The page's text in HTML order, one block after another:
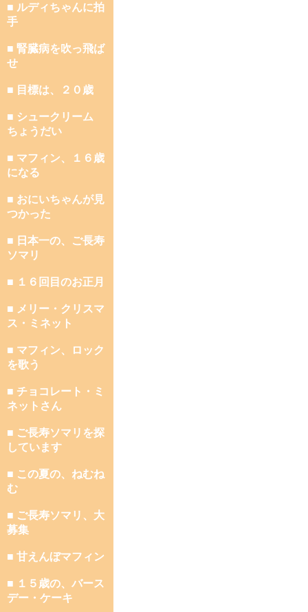
■ ルディちゃんに拍
手
■ 腎臓病を吹っ飛ば
せ
■ 目標は、２０歳
■ シュークリーム
ちょうだい
■ マフィン、１６歳
になる
■ おにいちゃんが見
つかった
■ 日本一の、ご長寿
ソマリ
■ １６回目のお正月
■ メリー・クリスマ
ス・ミネット
■ マフィン、ロック
を歌う
■ チョコレート・ミ
ネットさん
■ ご長寿ソマリを探
しています
■ この夏の、ねむね
む
■ ご長寿ソマリ、大
募集
■ 甘えんぼマフィン
■ １５歳の、バース
デー・ケーキ